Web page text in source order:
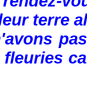
terre
pas